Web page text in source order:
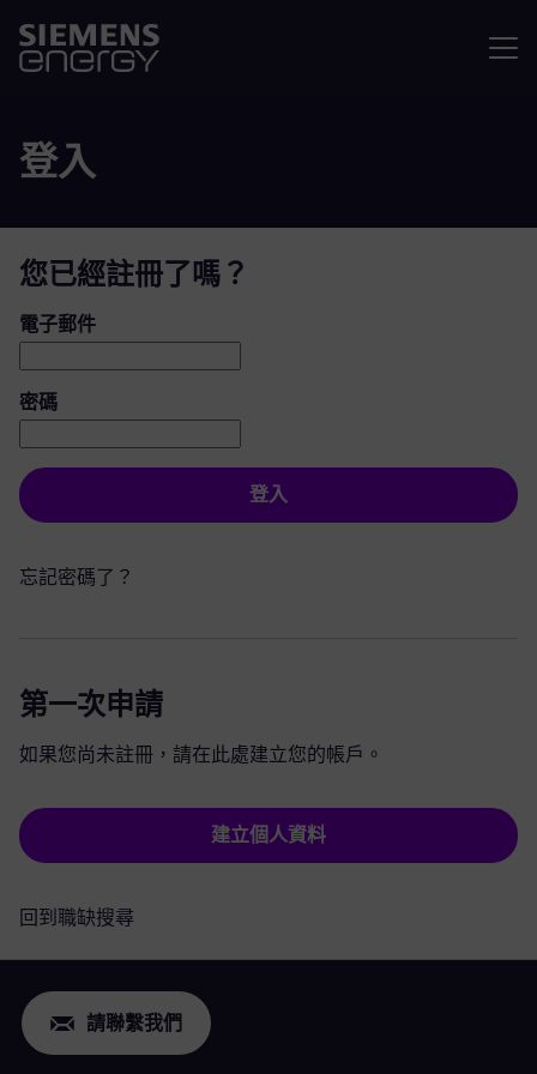
登入
您已經註冊了嗎？
登入：使用者和密碼
電子郵件
密碼
登入
忘記密碼了？
第一次申請
如果您尚未註冊，請在此處建立您的帳戶。
建立個人資料
回到職缺搜尋
請聯繫我們